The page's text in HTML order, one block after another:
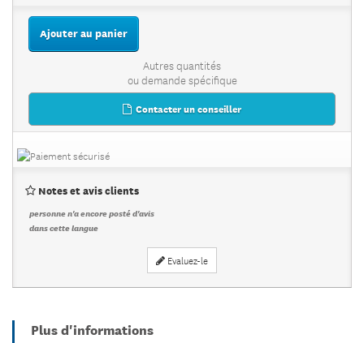
Ajouter au panier
Autres quantités
ou demande spécifique
Contacter un conseiller
Notes et avis clients
personne n'a encore posté d'avis
dans cette langue
Evaluez-le
Plus d'informations